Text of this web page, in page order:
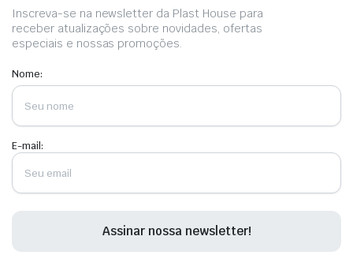
Inscreva-se na newsletter da Plast House para
receber atualizações sobre novidades, ofertas
especiais e nossas promoções.
Nome:
E-mail: